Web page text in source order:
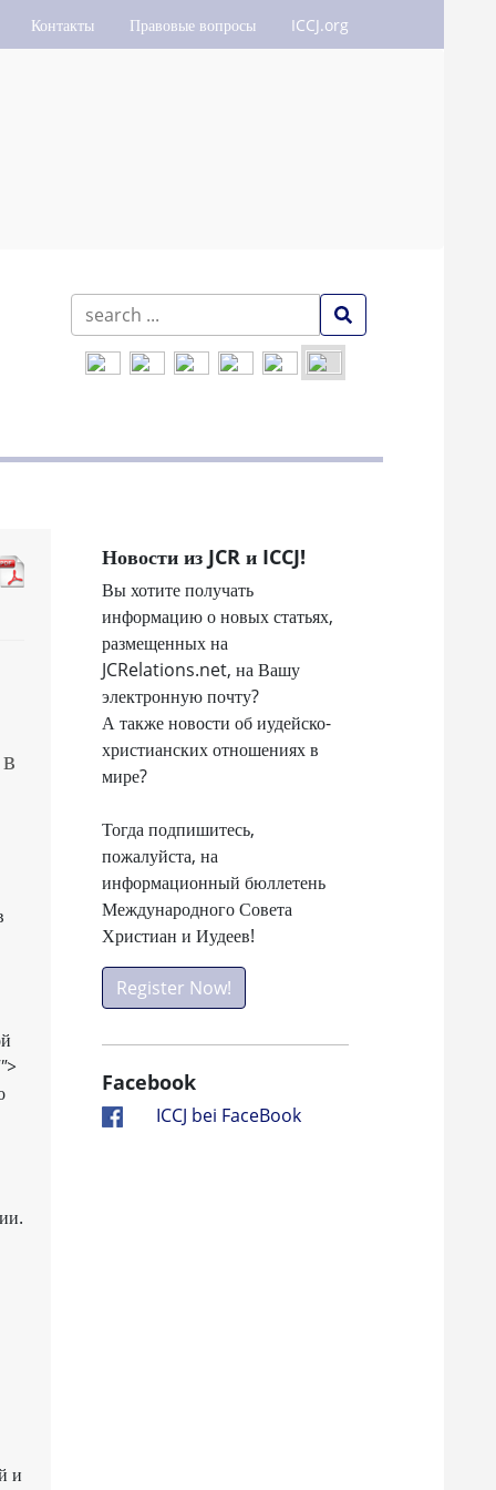
Контакты Правовые вопросы ICCJ.org
Новости из JCR и ICCJ!
Вы хотите получать
информацию о новых статьях,
размещенных на
JCRelations.net, на Вашу
электронную почту?
А также новости об иудейско-
христианских отношениях в
мире?
Тогда подпишитесь,
пожалуйста, на
информационный бюллетень
Международного Совета
Христиан и Иудеев!
Register Now!
Facebook
ICCJ bei FaceBook
и